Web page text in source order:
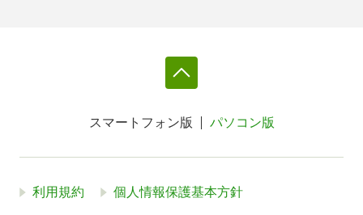
スマートフォン版 パソコン版
利用規約 個人情報保護基本方針